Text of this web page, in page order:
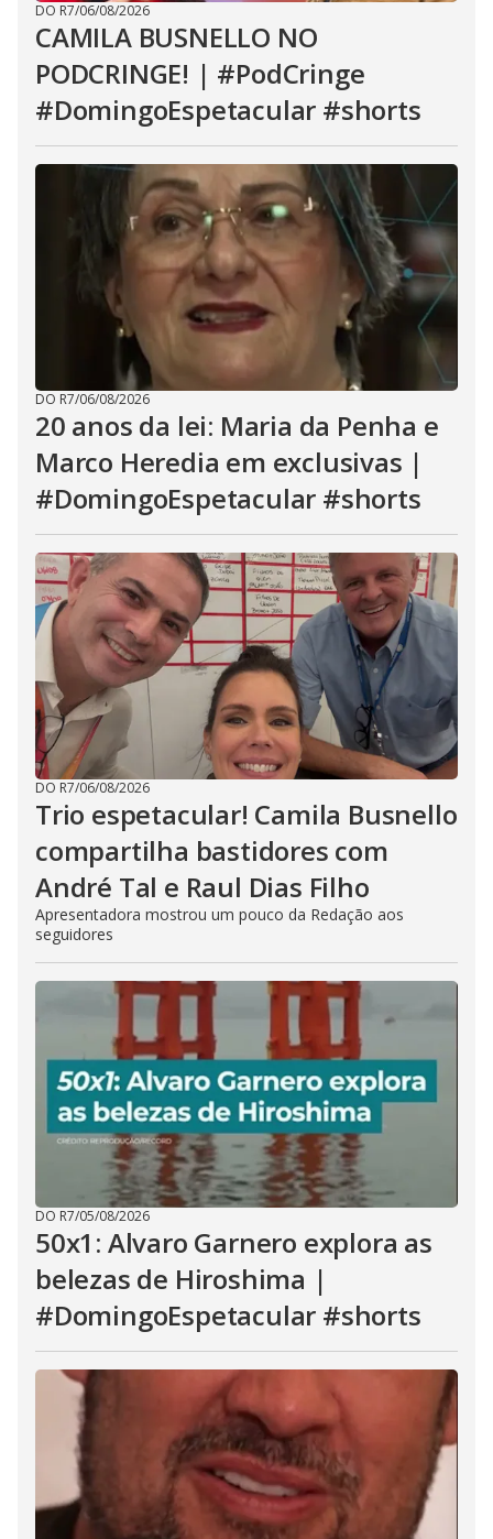
DO R7/06/08/2026
CAMILA BUSNELLO NO
PODCRINGE! | #PodCringe
#DomingoEspetacular #shorts
DO R7/06/08/2026
20 anos da lei: Maria da Penha e
Marco Heredia em exclusivas |
#DomingoEspetacular #shorts
DO R7/06/08/2026
Trio espetacular! Camila Busnello
compartilha bastidores com
André Tal e Raul Dias Filho
Apresentadora mostrou um pouco da Redação aos
seguidores
DO R7/05/08/2026
50x1: Alvaro Garnero explora as
belezas de Hiroshima |
#DomingoEspetacular #shorts